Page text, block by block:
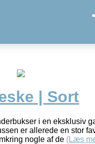
| Sort
i en eksklusiv
er allerede en stor
nogle af de (Læs